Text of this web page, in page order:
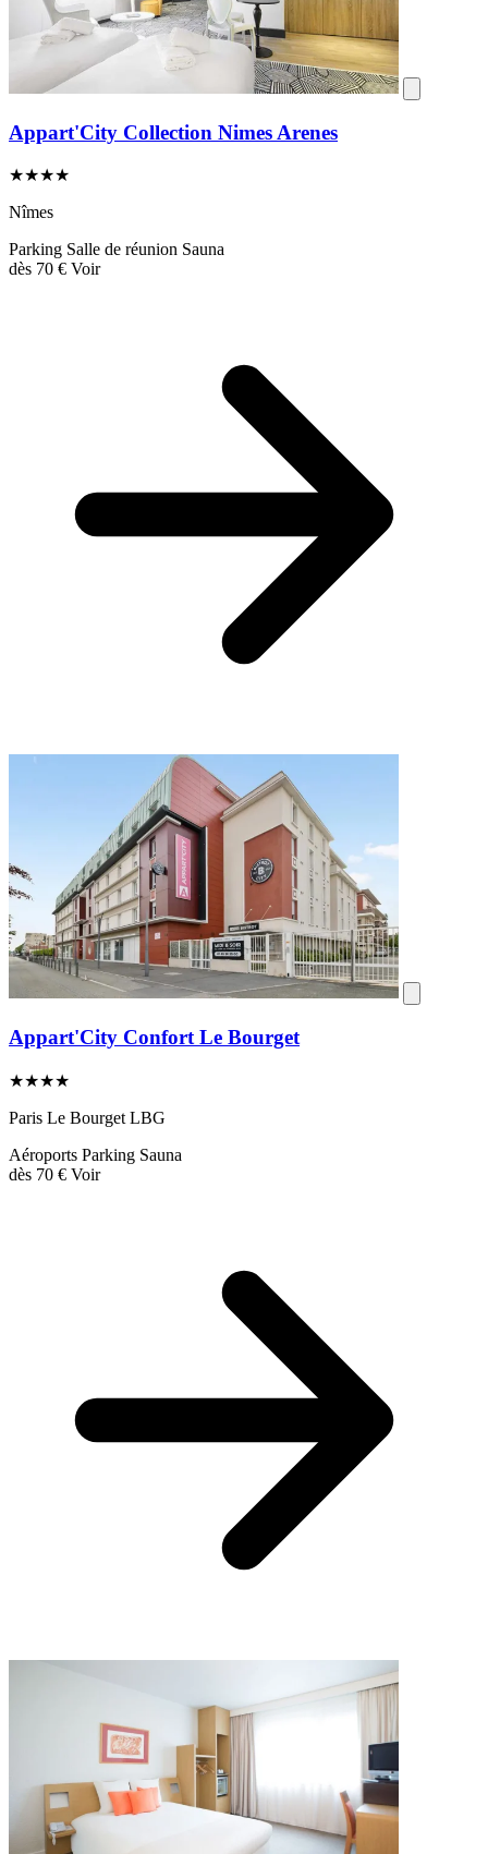
Appart'City Collection Nimes Arenes
★★★★
Nîmes
Parking Salle de réunion Sauna
dès 70 € Voir
Appart'City Confort Le Bourget
★★★★
Paris Le Bourget LBG
Aéroports Parking Sauna
dès 70 € Voir